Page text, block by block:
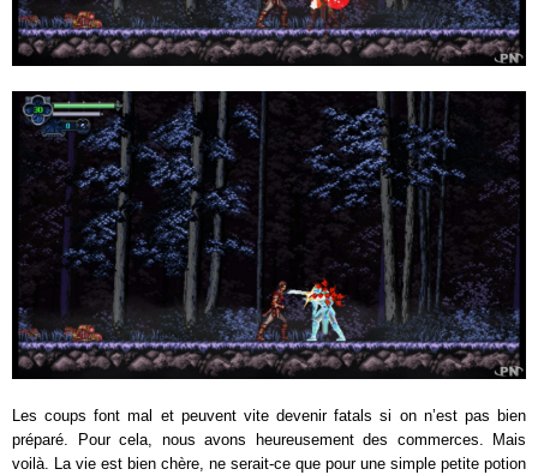
Les coups font mal et peuvent vite devenir fatals si on n’est pas bien
préparé. Pour cela, nous avons heureusement des commerces. Mais
voilà. La vie est bien chère, ne serait-ce que pour une simple petite potion